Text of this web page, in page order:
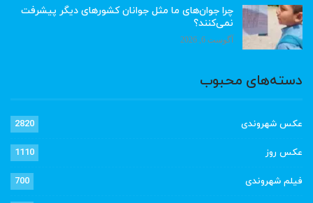
چرا جوان‌های ما مثل جوانان کشورهای دیگر پیشرفت
نمی‌کنند؟
آگوست 6, 2026
دسته‌های محبوب
عکس شهروندی 2820
عکس روز 1110
فیلم شهروندی 700